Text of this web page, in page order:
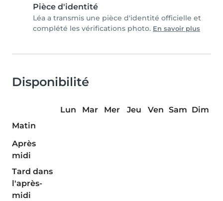
Pièce d'identité
Léa a transmis une pièce d'identité officielle et
complété les vérifications photo. En savoir plus
Disponibilité
Lun Mar Mer Jeu Ven Sam Dim
Matin
Après
midi
Tard dans
l'après-
midi